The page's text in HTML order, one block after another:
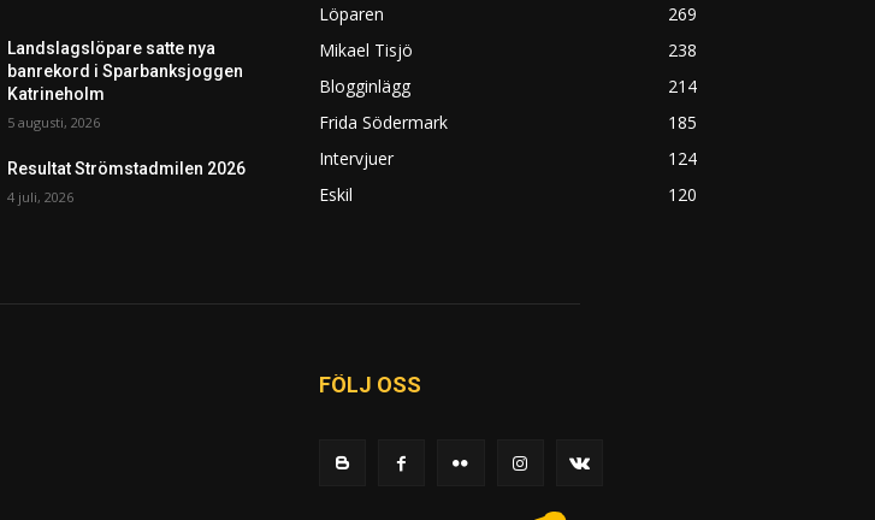
Landslagslöpare satte nya
banrekord i Sparbanksjoggen
Katrineholm
5 augusti, 2026
Resultat Strömstadmilen 2026
4 juli, 2026
Löparen
269
Mikael Tisjö
238
Blogginlägg
214
Frida Södermark
185
Intervjuer
124
Eskil
120
FÖLJ OSS